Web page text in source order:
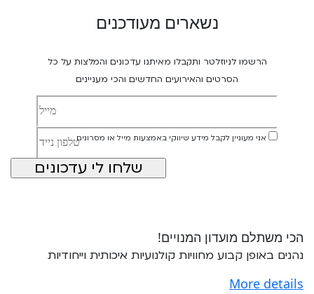
נשארים מעודכנים
הרשמו לניוזלטר ותקבלו מאיתנו עדכונים והמלצות על כל
הסרטים והאירועים החדשים והכי מעניינים
אני מעוניין לקבל מידע שיווקי באמצעות מייל או מסרונים
הכי משתלם מועדון המנויים!
נהנים באופן קבוע מחוויות קולנועיות איכותית וייחודיות
More details